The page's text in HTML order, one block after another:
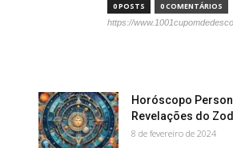
0 POSTS 0 COMENTÁRIOS
https://
Horóscopo
Revelações do
8 de fevereiro de 2024